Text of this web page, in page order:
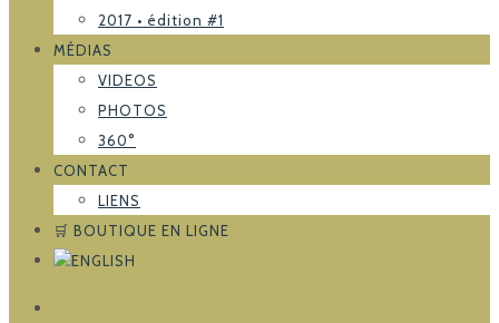
2017 • édition #1
MÉDIAS
VIDEOS
PHOTOS
360°
CONTACT
LIENS
🛒 BOUTIQUE EN LIGNE